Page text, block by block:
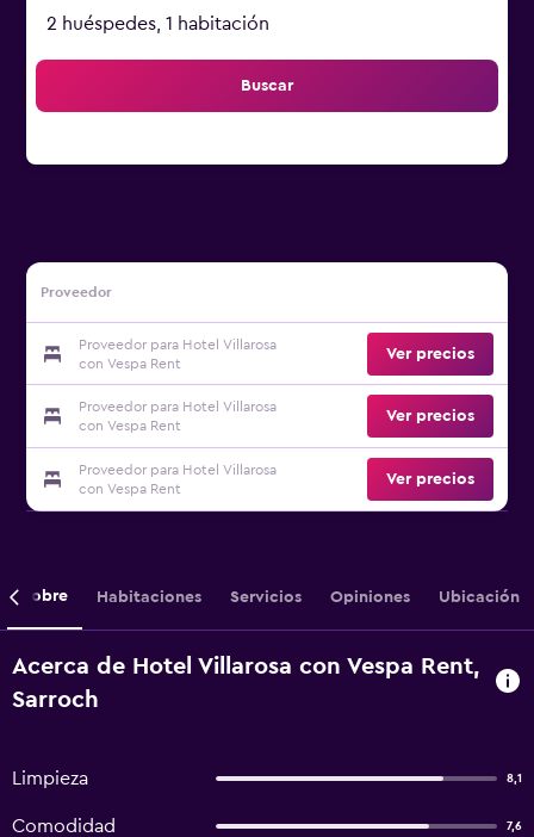
2 huéspedes, 1 habitación
Buscar
Proveedor
Proveedor para Hotel Villarosa
con Vespa Rent
Ver precios
Proveedor para Hotel Villarosa
con Vespa Rent
Ver precios
Proveedor para Hotel Villarosa
con Vespa Rent
Ver precios
Sobre Habitaciones Servicios Opiniones Ubicación
Acerca de Hotel Villarosa con Vespa Rent,
Sarroch
Limpieza 8,1
Comodidad 7,6